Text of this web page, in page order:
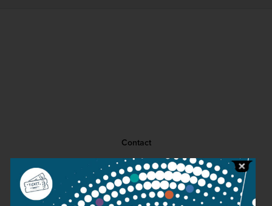
Contact
Public information
Press room
Terms and privacy